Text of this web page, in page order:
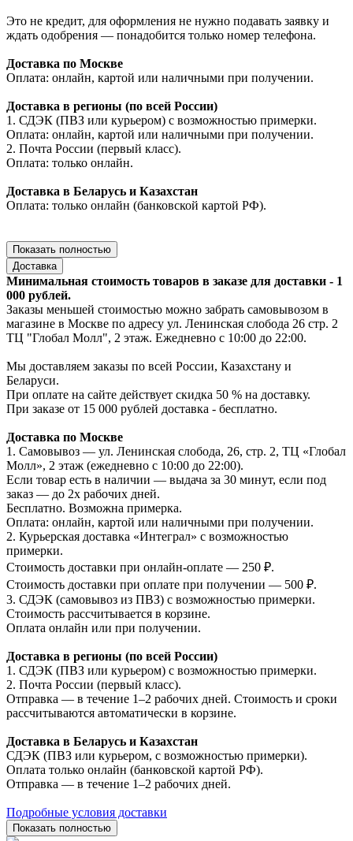
Это не кредит, для оформления не нужно подавать заявку и
ждать одобрения — понадобится только номер телефона.
Доставка по Москве
Оплата: онлайн, картой или наличными при получении.
Доставка в регионы (по всей России)
1. СДЭК (ПВЗ или курьером) с возможностью примерки.
Оплата: онлайн, картой или наличными при получении.
2. Почта России (первый класс).
Оплата: только онлайн.
Доставка в Беларусь и Казахстан
Оплата: только онлайн (банковской картой РФ).
Показать полностью
Доставка
Минимальная стоимость товаров в заказе для доставки - 1
000 рублей.
Заказы меньшей стоимостью можно забрать самовывозом в
магазине в Москве по адресу ул. Ленинская слобода 26 стр. 2
ТЦ "Глобал Молл", 2 этаж. Ежедневно с 10:00 до 22:00.
Мы доставляем заказы по всей России, Казахстану и
Беларуси.
При оплате на сайте действует скидка 50 % на доставку.
При заказе от 15 000 рублей доставка - бесплатно.
Доставка по Москве
1. Самовывоз — ул. Ленинская слобода, 26, стр. 2, ТЦ «Глобал
Молл», 2 этаж (ежедневно с 10:00 до 22:00).
Если товар есть в наличии — выдача за 30 минут, если под
заказ — до 2х рабочих дней.
Бесплатно. Возможна примерка.
Оплата: онлайн, картой или наличными при получении.
2. Курьерская доставка «Интеграл» с возможностью
примерки.
Стоимость доставки при онлайн-оплате — 250 ₽.
Стоимость доставки при оплате при получении — 500 ₽.
3. СДЭК (самовывоз из ПВЗ) с возможностью примерки.
Стоимость рассчитывается в корзине.
Оплата онлайн или при получении.
Доставка в регионы (по всей России)
1. СДЭК (ПВЗ или курьером) с возможностью примерки.
2. Почта России (первый класс).
Отправка — в течение 1–2 рабочих дней. Стоимость и сроки
рассчитываются автоматически в корзине.
Доставка в Беларусь и Казахстан
СДЭК (ПВЗ или курьером, с возможностью примерки).
Оплата только онлайн (банковской картой РФ).
Отправка — в течение 1–2 рабочих дней.
Подробные условия доставки
Показать полностью